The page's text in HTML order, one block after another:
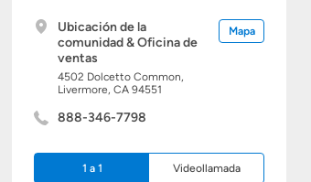
Ubicación de la
comunidad & Oficina de
ventas
4502 Dolcetto Common,
Livermore, CA 94551
Mapa
888-346-7798
1 a 1 Videollamada